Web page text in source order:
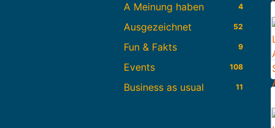
A Meinung haben 4
Ausgezeichnet 52
Fun & Fakts 9
Events 108
Business as usual 11